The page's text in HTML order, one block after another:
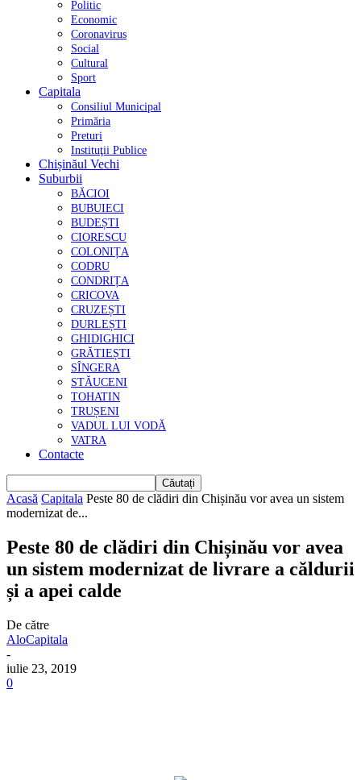
Politic
Economic
Coronavirus
Social
Cultural
Sport
Capitala
Consiliul Municipal
Primăria
Preturi
Instituţii Publice
Chișinăul Vechi
Suburbii
BĂCIOI
BUBUIECI
BUDEȘTI
CIORESCU
COLONIȚA
CODRU
CONDRIȚA
CRICOVA
CRUZEȘTI
DURLEȘTI
GHIDIGHICI
GRĂTIEȘTI
SÎNGERA
STĂUCENI
TOHATIN
TRUȘENI
VADUL LUI VODĂ
VATRA
Contacte
Acasă Capitala Peste 80 de clădiri din Chișinău vor avea un sistem
modernizat de...
Peste 80 de clădiri din Chișinău vor avea
un sistem modernizat de livrare a căldurii
și a apei calde
De către
AloCapitala
-
iulie 23, 2019
0